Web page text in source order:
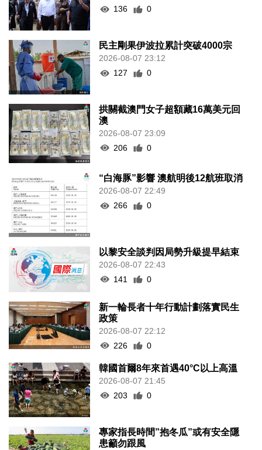
136
0
民主剛果伊波拉累計突破4000宗
2026-08-07 23:12
127
0
拱關截澳門女子超額藏16萬美元回
澳
2026-08-07 23:09
206
0
“白海豚”影響 澳航明後12航班取消
2026-08-07 22:49
266
0
以黎安全談判因局勢升級提早結束
2026-08-07 22:43
141
0
新一輪長者十年行動計劃落實民生
政策
2026-08-07 22:12
226
0
韓國首爾8年來首遇40°C以上高溫
2026-08-07 21:45
203
0
專家指長時間”抱冬瓜”或有安全隱
患籲勿跟風